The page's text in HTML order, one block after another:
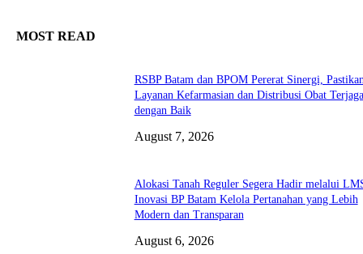
MOST READ
RSBP Batam dan BPOM Pererat Sinergi,
Layanan Kefarmasian dan Distribusi Obat Terjaga
dengan Baik
August 7, 2026
Alokasi Tanah Reguler Segera Hadir melalui
Inovasi BP Batam Kelola Pertanahan yang Lebih
Modern dan Transparan
August 6, 2026